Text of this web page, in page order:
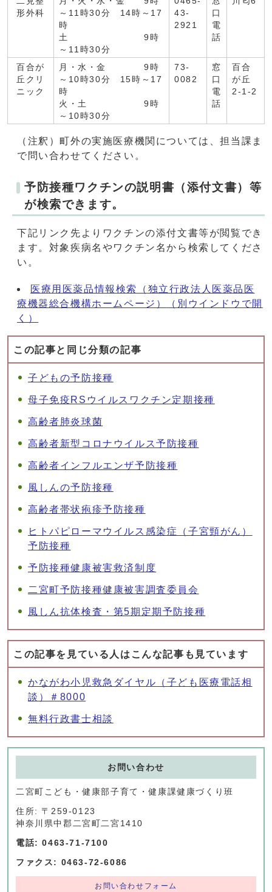
形外科
～11時30分 14時～17
時
土 9時
～11時30分
43-
2921
口
電
話
百合が
丘クリ
ニック
月・水・金 9時
～10時30分 15時～17
時
火・土 9時
～10時30分
73-
0082
窓
口
電
話
百合
が丘
2-1-2
（注釈）町外の実施医療機関については、担当課ま
で問い合わせてください。
予防接種ワクチンの説明書（添付文書）等
が検索できます。
下記リンク先よりワクチンの添付文書等が閲覧でき
ます。対象疾病名やワクチン名から検索してくださ
い。
医療用医薬品情報検索（独立行政法人医薬品医
療機器総合機構ホームページ）
（別ウインドウで開
く）
この記事と同じ分類の記事
子どもの予防接種
母子免疫RSウイルスワクチン定期接種
高齢者肺炎球菌
高齢者新型コロナウイルス予防接種
高齢者インフルエンザ予防接種
風しんの予防接種
高齢者帯状疱疹予防接種
ヒトパピローマウイルス感染症（子宮頸がん）
予防接種
予防接種健康被害救済制度
二宮町予防接種健康被害調査委員会
風しん抗体検査・第5期定期予防接種
この記事を見ている人はこんな記事も見ています
かながわ小児救急ダイヤル（子ども医療電話相
談）＃8000
無料行政書士相談
お問い合わせ
二宮町こども・健康部子育て・健康課健康づくり班
住所: 〒259-0123
神奈川県中郡二宮町二宮1410
電話: 0463-71-7100
ファクス: 0463-72-6086
お問い合わせフォーム